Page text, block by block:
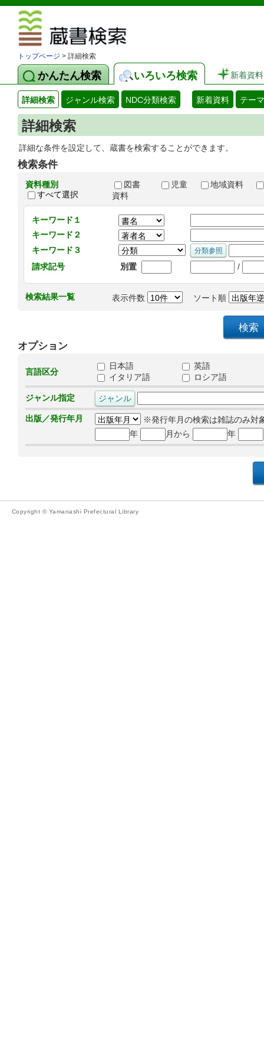
トップページ > 詳細検索
かんたん検索 いろいろ検索 新着資料
詳細検索 ジャンル検索 NDC分類検索 新着資料 テー
詳細検索
詳細な条件を設定して、蔵書を検索することができます。
検索条件
資料種別
すべて選択
図書 児童
地域資料
資料
キーワード１
キーワード２
キーワード３
請求記号
別置 /
検索結果一覧 表示件数 ソート順
オプション
言語区分
日本語
英語
イタリア語
ロシア語
ジャンル指定
出版／発行年月
※発行年月の検索は雑誌のみ対
年
月から 年
Copyright © Yamanashi Prefectural Library